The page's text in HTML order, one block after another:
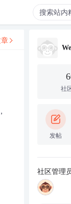
社
发帖
社区管理